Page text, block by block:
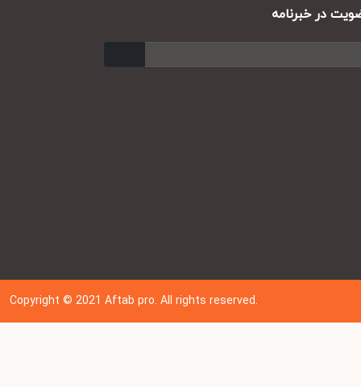
در خبرنامه
Copyright © 202 1Aftab pro. All rights reserved.